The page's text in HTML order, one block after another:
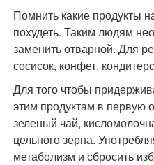
Помнить какие продукты
похудеть. Таким людям
заменить отварной. Для
сосисок, конфет,
Для того чтобы
этим продуктам в первую
зеленый чай,
цельного зерна.
метаболизм и сбросить